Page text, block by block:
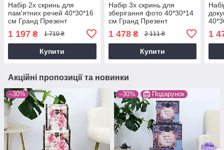
Набір 2х скринь для
пам'ятних речей 40*30*16
см Гранд Презент
1 197 ₴ 1 710 ₴
Купити
Набір 3х скринь для
зберігання фото 40*30*14
см Гранд Презент
1 478₴ 2 111 ₴
Купити
1
Акційні пропозиції та новинки
–30% –30% Подарунок